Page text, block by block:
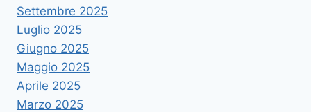
Settembre 2025
Luglio 2025
Giugno 2025
Maggio 2025
Aprile 2025
Marzo 2025